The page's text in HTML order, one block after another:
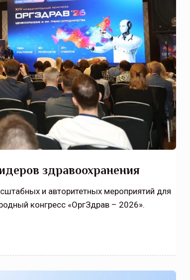
здравоохранения
и авторитетных мероприятий для
конгресс «ОргЗдрав – 2026».
ОСАГО требует переосмысления
областях требует точечной доработки…